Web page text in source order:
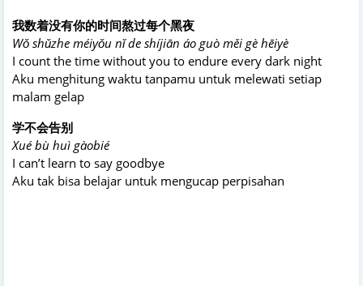
我数着没有你的时间熬过每个黑夜
Wǒ shǔzhe méiyǒu nǐ de shíjiān áo guò měi gè hēiyè
I count the time without you to endure every dark night
Aku menghitung waktu tanpamu untuk melewati setiap
malam gelap
学不会告别
Xué bù huì gàobié
I can’t learn to say goodbye
Aku tak bisa belajar untuk mengucap perpisahan